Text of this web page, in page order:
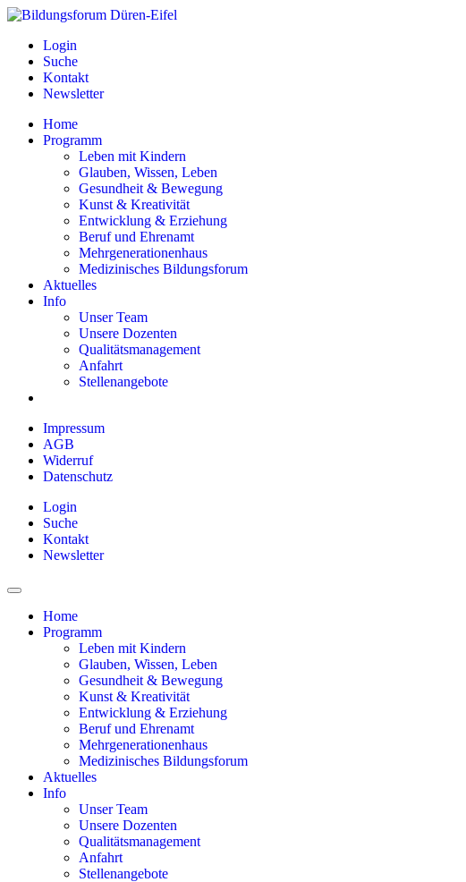
Login
Suche
Kontakt
Newsletter
Home
Programm
Leben mit Kindern
Glauben, Wissen, Leben
Gesundheit & Bewegung
Kunst & Kreativität
Entwicklung & Erziehung
Beruf und Ehrenamt
Mehrgenerationenhaus
Medizinisches Bildungsforum
Aktuelles
Info
Unser Team
Unsere Dozenten
Qualitätsmanagement
Anfahrt
Stellenangebote
Impressum
AGB
Widerruf
Datenschutz
Login
Suche
Kontakt
Newsletter
Home
Programm
Leben mit Kindern
Glauben, Wissen, Leben
Gesundheit & Bewegung
Kunst & Kreativität
Entwicklung & Erziehung
Beruf und Ehrenamt
Mehrgenerationenhaus
Medizinisches Bildungsforum
Aktuelles
Info
Unser Team
Unsere Dozenten
Qualitätsmanagement
Anfahrt
Stellenangebote